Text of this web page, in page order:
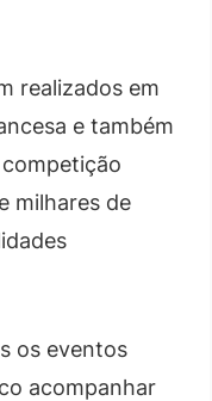
realizados em
e também
milhares de
os eventos
acompanhar